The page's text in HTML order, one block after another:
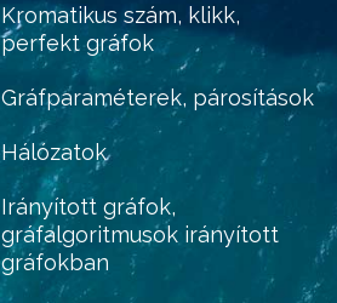
Kromatikus szám, klikk,
perfekt gráfok
Gráfparaméterek, párosítások
Hálózatok
Irányított gráfok,
gráfalgoritmusok irányított
gráfokban